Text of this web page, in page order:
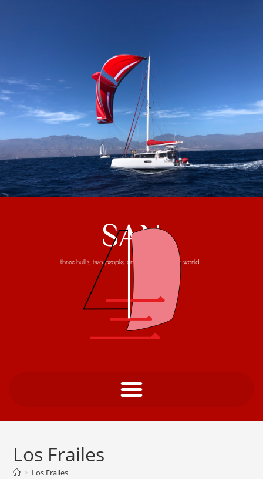
SAN
three hulls, two people, one trip around the world...
Los Frailes
> Los Frailes